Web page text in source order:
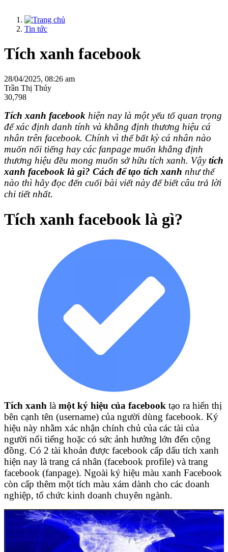
Tin tức
Tích xanh facebook
28/04/2025, 08:26 am
Trần Thị Thúy
30,798
Tích xanh facebook hiện nay là một yếu tố quan trọng
để xác định danh tính và khẳng định thương hiệu cá
nhân trên facebook. Chính vì thế bất kỳ cá nhân nào
muốn nổi tiếng hay các fanpage muốn khẳng định
thương hiệu đều mong muốn sở hữu tích xanh. Vậytích
xanh facebook là gì? Cách để tạo tích xanh như thế
nào thì hãy đọc đến cuối bài viết này để biết câu trả lời
chi tiết nhất.
Tích xanh facebook là gì?
Tích xanh là một ký hiệu của facebook tạo ra hiển thị
bên cạnh tên (username) của người dùng facebook. Ký
hiệu này nhằm xác nhận chính chủ của các tài của
người nổi tiếng hoặc có sức ảnh hưởng lớn đến cộng
đồng. Có 2 tài khoản được facebook cấp dấu tích xanh
hiện nay là trang cá nhân (facebook profile) và trang
facebook (fanpage). Ngoài ký hiệu màu xanh Facebook
còn cấp thêm một tích màu xám dành cho các doanh
nghiệp, tổ chức kinh doanh chuyên ngành.